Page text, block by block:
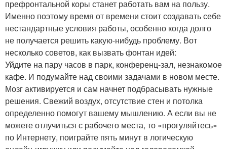
префронтальной коры станет работать вам на пользу.
Именно поэтому время от времени стоит создавать себе
нестандартные условия работы, особенно когда долго
не получается решить какую-нибудь проблему. Вот
несколько советов, как вызвать фонтан идей:
Уйдите на пару часов в парк, конференц-зал, незнакомое
кафе. И подумайте над своими задачами в новом месте.
Мозг активируется и сам начнет подбрасывать нужные
решения. Свежий воздух, отсутствие стен и потолка
определенно помогут вашему мышлению. А если вы не
можете отлучиться с рабочего места, то «прогуляйтесь»
по Интернету, поиграйте пять минут в логическую